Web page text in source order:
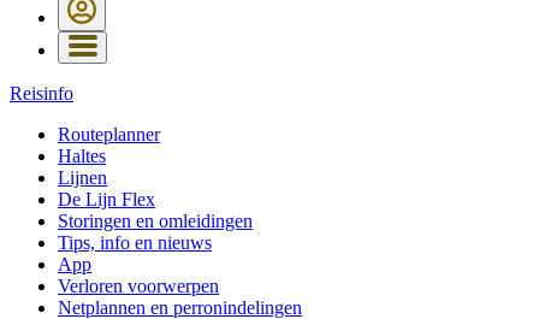
Reisinfo
Routeplanner
Haltes
Lijnen
De Lijn Flex
Storingen en omleidingen
Tips, info en nieuws
App
Verloren voorwerpen
Netplannen en perronindelingen